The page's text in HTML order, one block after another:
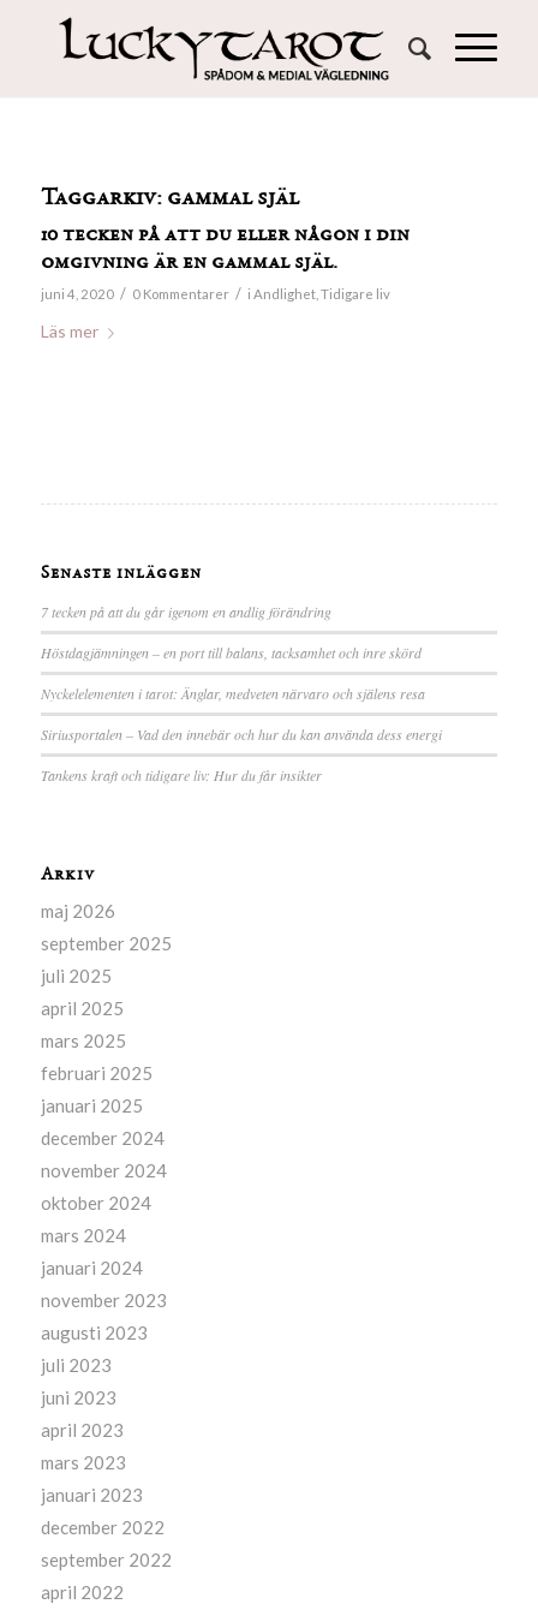
Taggarkiv: gammal själ
10 tecken på att du eller någon i din
omgivning är en gammal själ.
juni 4, 2020 / 0 Kommentarer / i Andlighet, Tidigare liv
Läs mer
Senaste inläggen
7 tecken på att du går igenom en andlig förändring
Höstdagjämningen – en port till balans, tacksamhet och inre skörd
Nyckelelementen i tarot: Änglar, medveten närvaro och själens resa
Siriusportalen – Vad den innebär och hur du kan använda dess energi
Tankens kraft och tidigare liv: Hur du får insikter
Arkiv
maj 2026
september 2025
juli 2025
april 2025
mars 2025
februari 2025
januari 2025
december 2024
november 2024
oktober 2024
mars 2024
januari 2024
november 2023
augusti 2023
juli 2023
juni 2023
april 2023
mars 2023
januari 2023
december 2022
september 2022
april 2022